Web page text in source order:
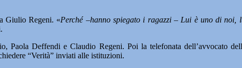
Giulio Regeni. «Perché –hanno spiegato i ragazzi – Lui è uno di noi,
Deffendi e Claudio Regeni. Poi la telefonata dell’avvocato
“Verità” inviati alle istituzioni.